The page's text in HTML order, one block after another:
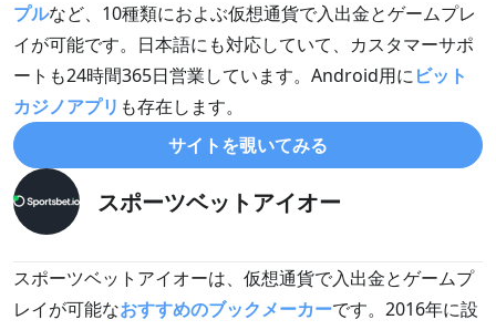
プルなど、10種類におよぶ仮想通貨で入出金とゲームプレ
イが可能です。日本語にも対応していて、カスタマーサポ
ートも24時間365日営業しています。Android用にビット
カジノアプリ も存在します。
サイトを覗いてみる
スポーツベットアイオー
スポーツベットアイオーは、仮想通貨で入出金とゲームプ
レイが可能なおすすめのブックメーカーです。2016年に設